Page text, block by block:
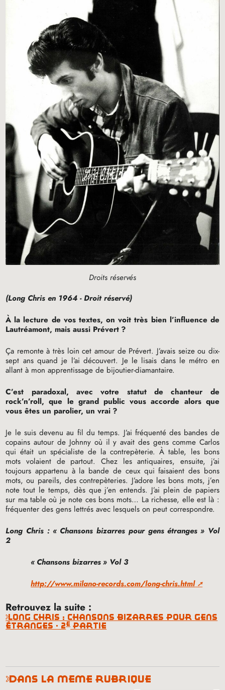
Droits réservés
(Long Chris en 1964 - Droit réservé)
À la lecture de vos textes, on voit très bien l’influence de
Lautréamont, mais aussi Prévert ?
Ça remonte à très loin cet amour de Prévert. J’avais seize ou dix-
sept ans quand je l’ai découvert. Je le lisais dans le métro en
allant à mon apprentissage de bijoutier-diamantaire.
C’est paradoxal, avec votre statut de chanteur de
rock’n’roll, que le grand public vous accorde alors que
vous êtes un parolier, un vrai ?
Je le suis devenu au fil du temps. J’ai fréquenté des bandes de
copains autour de Johnny où il y avait des gens comme Carlos
qui était un spécialiste de la contrepèterie. À table, les bons
mots volaient de partout. Chez les antiquaires, ensuite, j’ai
toujours appartenu à la bande de ceux qui faisaient des bons
mots, ou pareils, des contrepèteries. J’adore les bons mots, j’en
note tout le temps, dès que j’en entends. J’ai plein de papiers
sur ma table où je note ces bons mots… La richesse, elle est là :
fréquenter des gens lettrés avec lesquels on peut correspondre.
Long Chris : « Chansons bizarres pour gens étranges » Vol
2
« Chansons bizarres» Vol 3
http://www.milano-records.com/long-chris.html
Retrouvez la suite :
long chris : chansons bizarres pour gens
étranges - 2epartie
dans la même rubrique